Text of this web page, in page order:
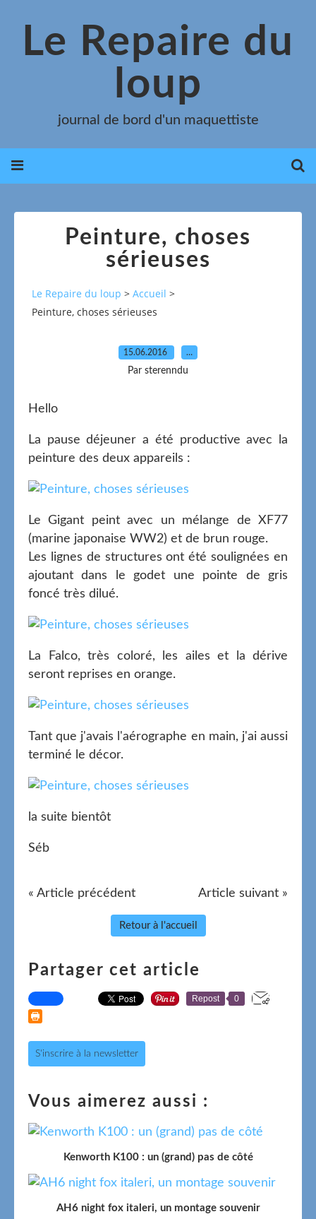
Le Repaire du
loup
journal de bord d'un maquettiste
Peinture, choses
sérieuses
Le Repaire du loup > Accueil >
Peinture, choses sérieuses
15.06.2016 …
Par sterenndu
Hello
La pause déjeuner a été productive avec la
peinture des deux appareils :
Le Gigant peint avec un mélange de XF77
(marine japonaise WW2) et de brun rouge.
Les lignes de structures ont été soulignées en
ajoutant dans le godet une pointe de gris
foncé très dilué.
La Falco, très coloré, les ailes et la dérive
seront reprises en orange.
Tant que j'avais l'aérographe en main, j'ai aussi
terminé le décor.
la suite bientôt
Séb
« Article précédent Article suivant »
Retour à l'accueil
Partager cet article
Repost 0
S'inscrire à la newsletter
Vous aimerez aussi :
Kenworth K100 : un (grand) pas de côté
AH6 night fox italeri, un montage souvenir